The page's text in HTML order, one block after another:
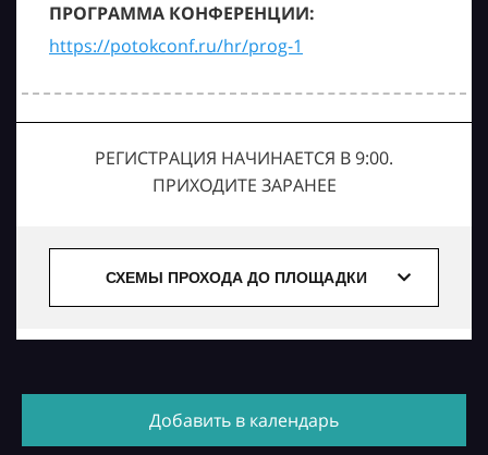
ПРОГРАММА КОНФЕРЕНЦИИ:
https://potokconf.ru/hr/prog-1
РЕГИСТРАЦИЯ НАЧИНАЕТСЯ В 9:00.
ПРИХОДИТЕ ЗАРАНЕЕ
СХЕМЫ ПРОХОДА ДО ПЛОЩАДКИ
Добавить в календарь